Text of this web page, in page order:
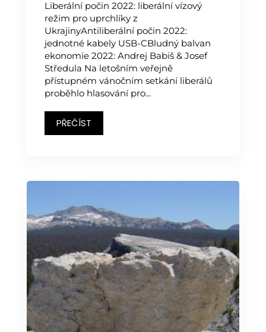
Liberální počin 2022: liberální vízový
režim pro uprchlíky z
UkrajinyAntiliberální počin 2022:
jednotné kabely USB-CBludný balvan
ekonomie 2022: Andrej Babiš & Josef
Středula Na letošním veřejně
přístupném vánočním setkání liberálů
proběhlo hlasování pro...
PŘEČÍST